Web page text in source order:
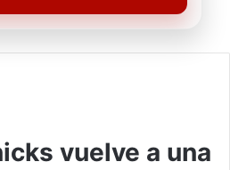
vuelve a una